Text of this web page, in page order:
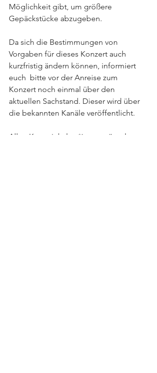
Möglichkeit gibt, um größere
Gepäckstücke abzugeben.
Da sich die Bestimmungen von
Vorgaben für dieses Konzert auch
kurzfristig ändern können, informiert
euch  bitte vor der Anreise zum
Konzert noch einmal über den
aktuellen Sachstand. Dieser wird über
die bekannten Kanäle veröffentlicht.
Allen Karteninhaber*innen wünschen